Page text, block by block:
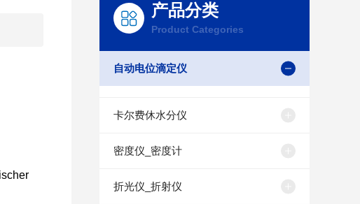
产品分类
Product Categories
自动电位滴定仪
卡尔费休水分仪
密度仪_密度计
折光仪_折射仪